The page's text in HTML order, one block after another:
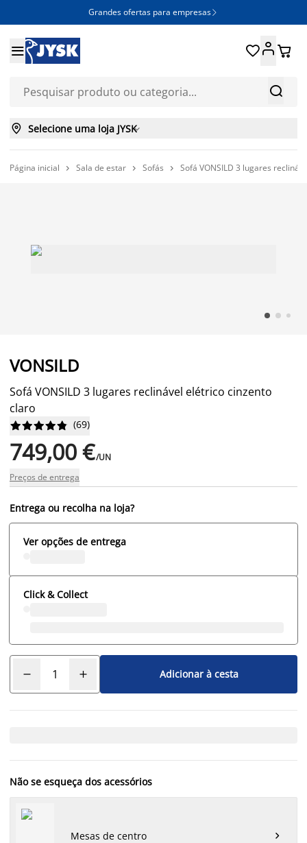
Grandes ofertas para empresas 


 
 Selecione uma loja JYSK
Página inicial  Sala de estar  Sofás  Sofá VONSILD 3 lugares
VONSILD
Sofá VONSILD 3 lugares reclinável elétrico cinzento
claro





 (69)
749,00 €/UN
Preços de entrega
Entrega ou recolha na loja?
Ver opções de entrega
Click & Collect
Adicionar à cesta
Não se esqueça dos acessórios
Mesas de centro 